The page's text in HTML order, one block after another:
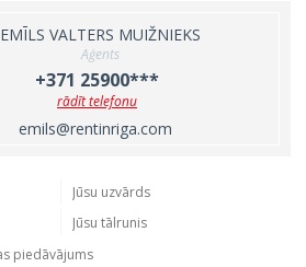
EMĪLS VALTERS MUIŽNIEKS
Aģents
+371 25900***
rādīt telefonu
emils@rentinriga.com